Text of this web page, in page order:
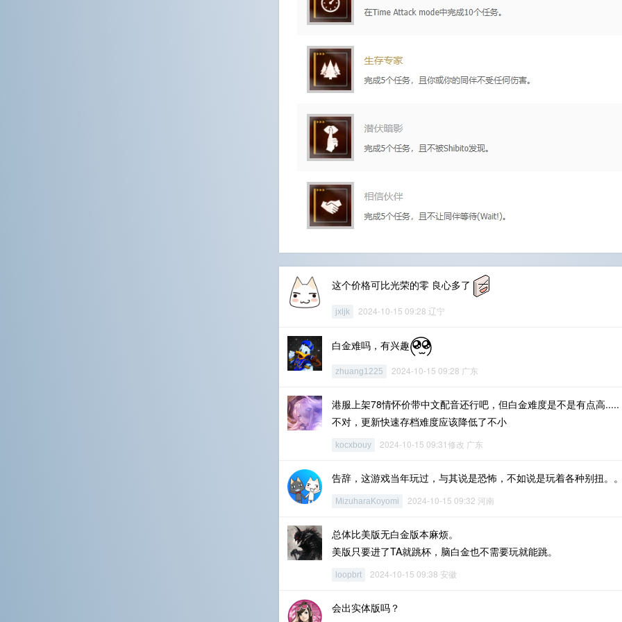
这个价格可比光荣的零 良心多了
jxljk 2024-10-15 09:28 辽宁
白金难吗，有兴趣
zhuang1225 2024-10-15 09:28 广东
港服上架78情怀价带中文配音还行吧，但白金难度是不是有点高.....
不对，更新快速存档难度应该降低了不小
kocxbouy 2024-10-15 09:31修改 广东
告辞，这游戏当年玩过，与其说是恐怖，不如说是玩着各种别扭。
MizuharaKoyomi 2024-10-15 09:32 河南
总体比美版无白金版本麻烦。
美版只要进了TA就跳杯，脑白金也不需要玩就能跳。
loopbrt 2024-10-15 09:38 安徽
会出实体版吗？